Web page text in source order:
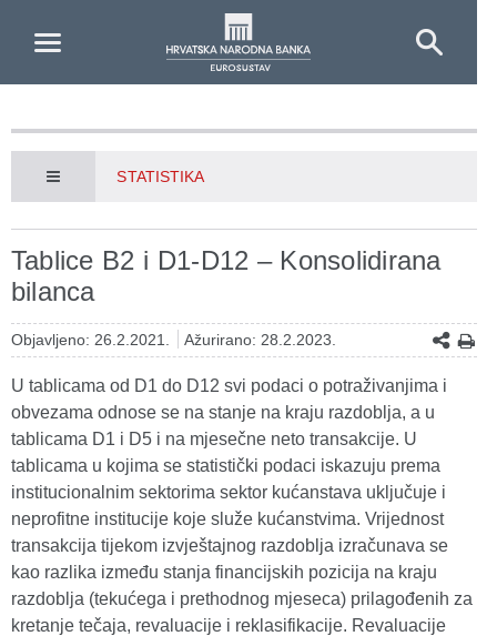
STATISTIKA
Tablice B2 i D1-D12 – Konsolidirana
bilanca
Objavljeno: 26.2.2021. Ažurirano: 28.2.2023.
U tablicama od D1 do D12 svi podaci o potraživanjima i
obvezama odnose se na stanje na kraju razdoblja, a u
tablicama D1 i D5 i na mjesečne neto transakcije. U
tablicama u kojima se statistički podaci iskazuju prema
institucionalnim sektorima sektor kućanstava uključuje i
neprofitne institucije koje služe kućanstvima. Vrijednost
transakcija tijekom izvještajnog razdoblja izračunava se
kao razlika između stanja financijskih pozicija na kraju
razdoblja (tekućega i prethodnog mjeseca) prilagođenih za
kretanje tečaja, revaluacije i reklasifikacije. Revaluacije